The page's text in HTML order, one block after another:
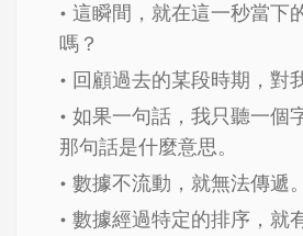
這瞬間，就在這一秒當下
嗎？
回顧過去的某段時期，對
如果一句話，我只聽一個
那句話是什麼意思。
數據不流動，就無法傳遞。
數據經過特定的排序，就